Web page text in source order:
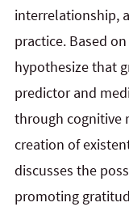
interrelationship,
practice. Based
hypothesize that
predictor and
through cognitive
creation of
discusses the
promoting